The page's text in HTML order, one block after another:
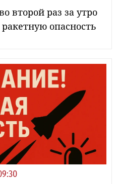
второй раз за утро
опасность